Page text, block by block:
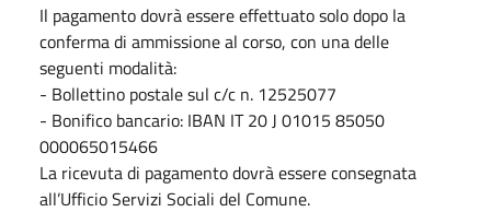
Il pagamento dovrà essere effettuato solo dopo la
conferma di ammissione al corso, con una delle
seguenti modalità:
- Bollettino postale sul c/c n. 12525077
- Bonifico bancario: IBAN IT 20 J 01015 85050
000065015466
La ricevuta di pagamento dovrà essere consegnata
all’Ufficio Servizi Sociali del Comune.